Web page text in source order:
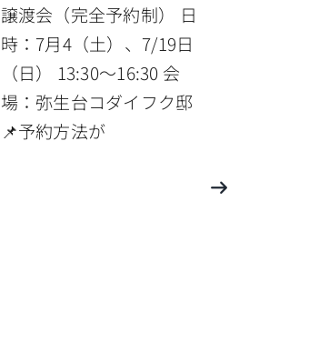
譲渡会（完全予約制） 日
時：7月4（土）、7/19日
（日） 13:30〜16:30 会
場：弥生台コダイフク邸
📌予約方法が